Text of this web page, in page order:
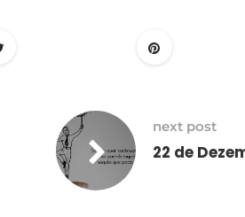
next post
22 de